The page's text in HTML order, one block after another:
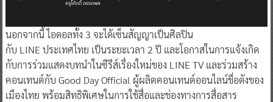
นอกจากนี้ ไอดอลทั้ง 3 จะได้เซ็นสัญญาเป็นศิลปิน
กับ LINE ประเทศไทย เป็นระยะเวลา 2 ปี และโอกาสในการแจ้งเกิด
กับการร่วมแสดงบทนำในซีรีส์เรื่องใหม่ของ LINE TV และร่วมสร้าง
คอนเทนต์กับ Good Day Official ผู้ผลิตคอนเทนต์ออนไลน์ชื่อดังของ
เมืองไทย พร้อมสิทธิพิเศษในการใช้สื่อและช่องทางการสื่อสาร